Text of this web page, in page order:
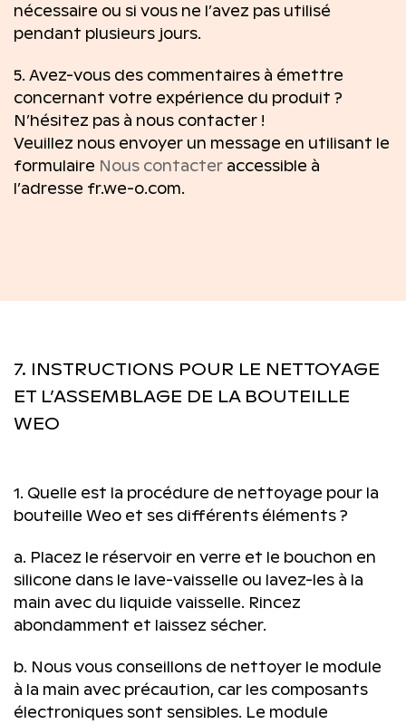
nécessaire ou si vous ne l’avez pas utilisé
pendant plusieurs jours.
5. Avez-vous des commentaires à émettre
concernant votre expérience du produit ?
N’hésitez pas à nous contacter !
Veuillez nous envoyer un message en utilisant le
formulaire Nous contacter accessible à
l’adresse fr.we-o.com.
7. INSTRUCTIONS POUR LE NETTOYAGE
ET L’ASSEMBLAGE DE LA BOUTEILLE
WEO
1. Quelle est la procédure de nettoyage pour la
bouteille Weo et ses différents éléments ?
a. Placez le réservoir en verre et le bouchon en
silicone dans le lave-vaisselle ou lavez-les à la
main avec du liquide vaisselle. Rincez
abondamment et laissez sécher.
b. Nous vous conseillons de nettoyer le module
à la main avec précaution, car les composants
électroniques sont sensibles. Le module